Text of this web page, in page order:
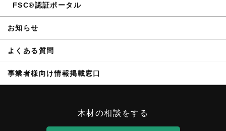
FSC®認証ポータル
お知らせ
よくある質問
事業者様向け情報掲載窓口
木材の相談をする